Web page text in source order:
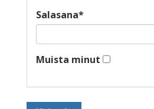
Salasana*
Muista minut